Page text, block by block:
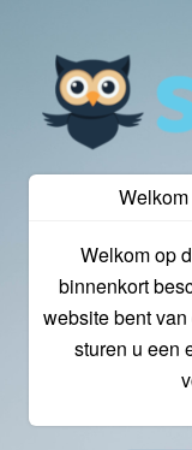
Welkom op
binnenkort
website bent
sturen u een